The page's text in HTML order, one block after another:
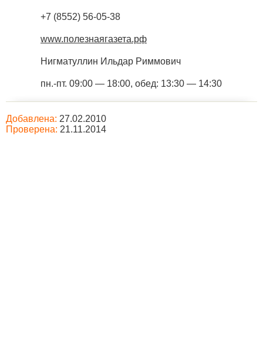
+7 (8552) 56-05-38
www.полезнаягазета.рф
Нигматуллин Ильдар Риммович
пн.-пт. 09:00 — 18:00, обед: 13:30 — 14:30
Добавлена: 27.02.2010
Проверена: 21.11.2014